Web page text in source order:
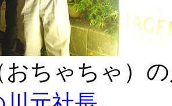
おちゃちゃ）